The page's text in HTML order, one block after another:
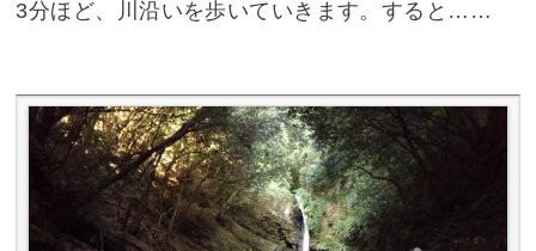
3分ほど、川沿いを歩いていきます。すると……